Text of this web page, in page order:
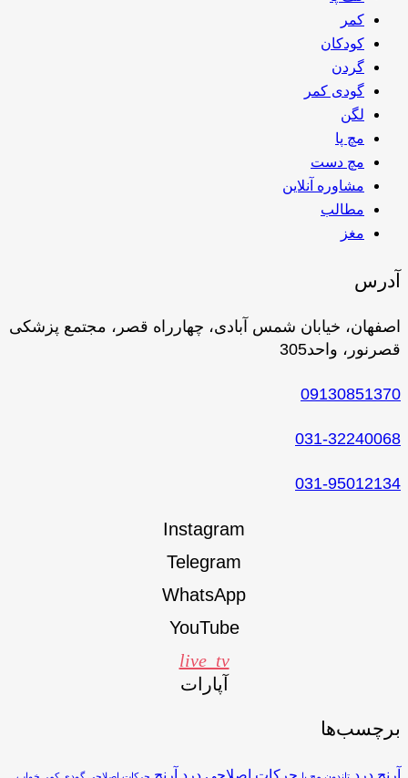
کمر
کودکان
گردن
گودی کمر
لگن
مچ پا
مچ دست
مشاوره آنلاین
مطالب
مغز
آدرس
اصفهان، خیابان شمس آبادی، چهارراه قصر، مجتمع پزشکی
قصرنور، واحد305
09130851370
031-32240068
031-95012134
Instagram
Telegram
WhatsApp
YouTube
live_tv
آپارات
برچسب‌ها
آرنج درد تاندون مچ پا حرکات اصلاحی درد آرنج حرکات اصلاحی گودی کمر خواب